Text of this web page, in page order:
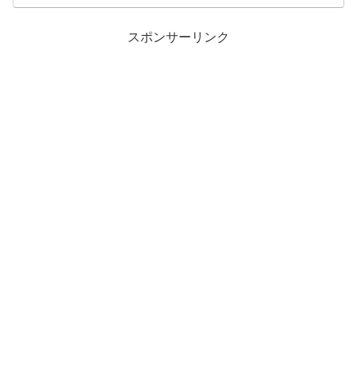
スポンサーリンク